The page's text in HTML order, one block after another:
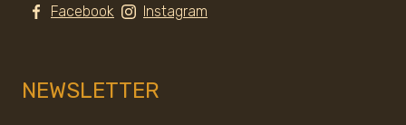
Facebook Instagram
NEWSLETTER